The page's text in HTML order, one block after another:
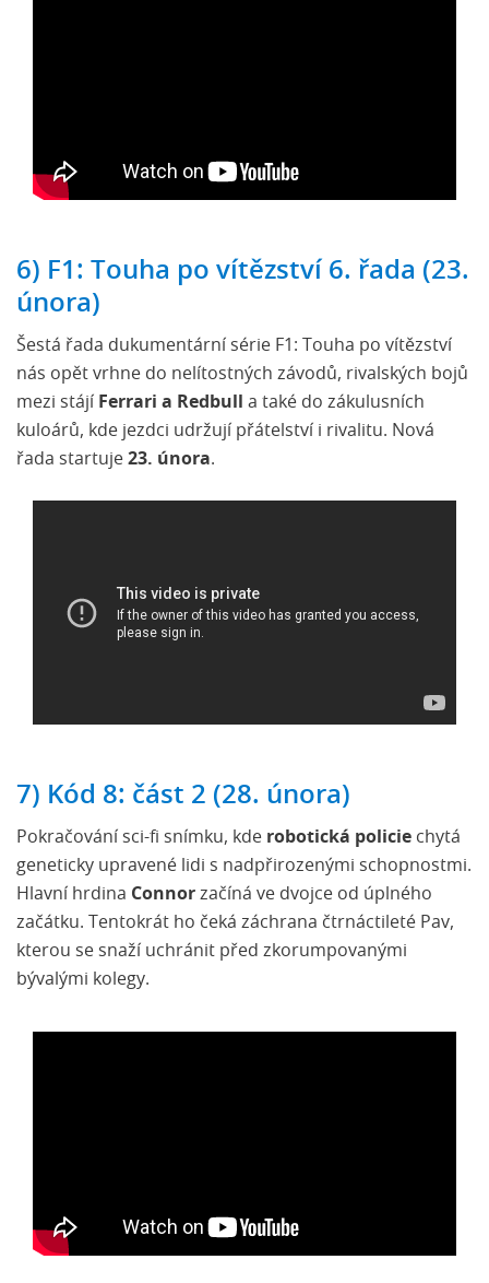
6) F1: Touha po vítězství 6. řada (23.
února)
Šestá řada dukumentární série F1: Touha po vítězství
nás opět vrhne do nelítostných závodů, rivalských bojů
mezi stájí Ferrari a Redbull a také do zákulusních
kuloárů, kde jezdci udržují přátelství i rivalitu. Nová
řada startuje 23. února.
7) Kód 8: část 2 (28. února)
Pokračování sci-fi snímku, kde robotická policie chytá
geneticky upravené lidi s nadpřirozenými schopnostmi.
Hlavní hrdina Connor začíná ve dvojce od úplného
začátku. Tentokrát ho čeká záchrana čtrnáctileté Pav,
kterou se snaží uchránit před zkorumpovanými
bývalými kolegy.